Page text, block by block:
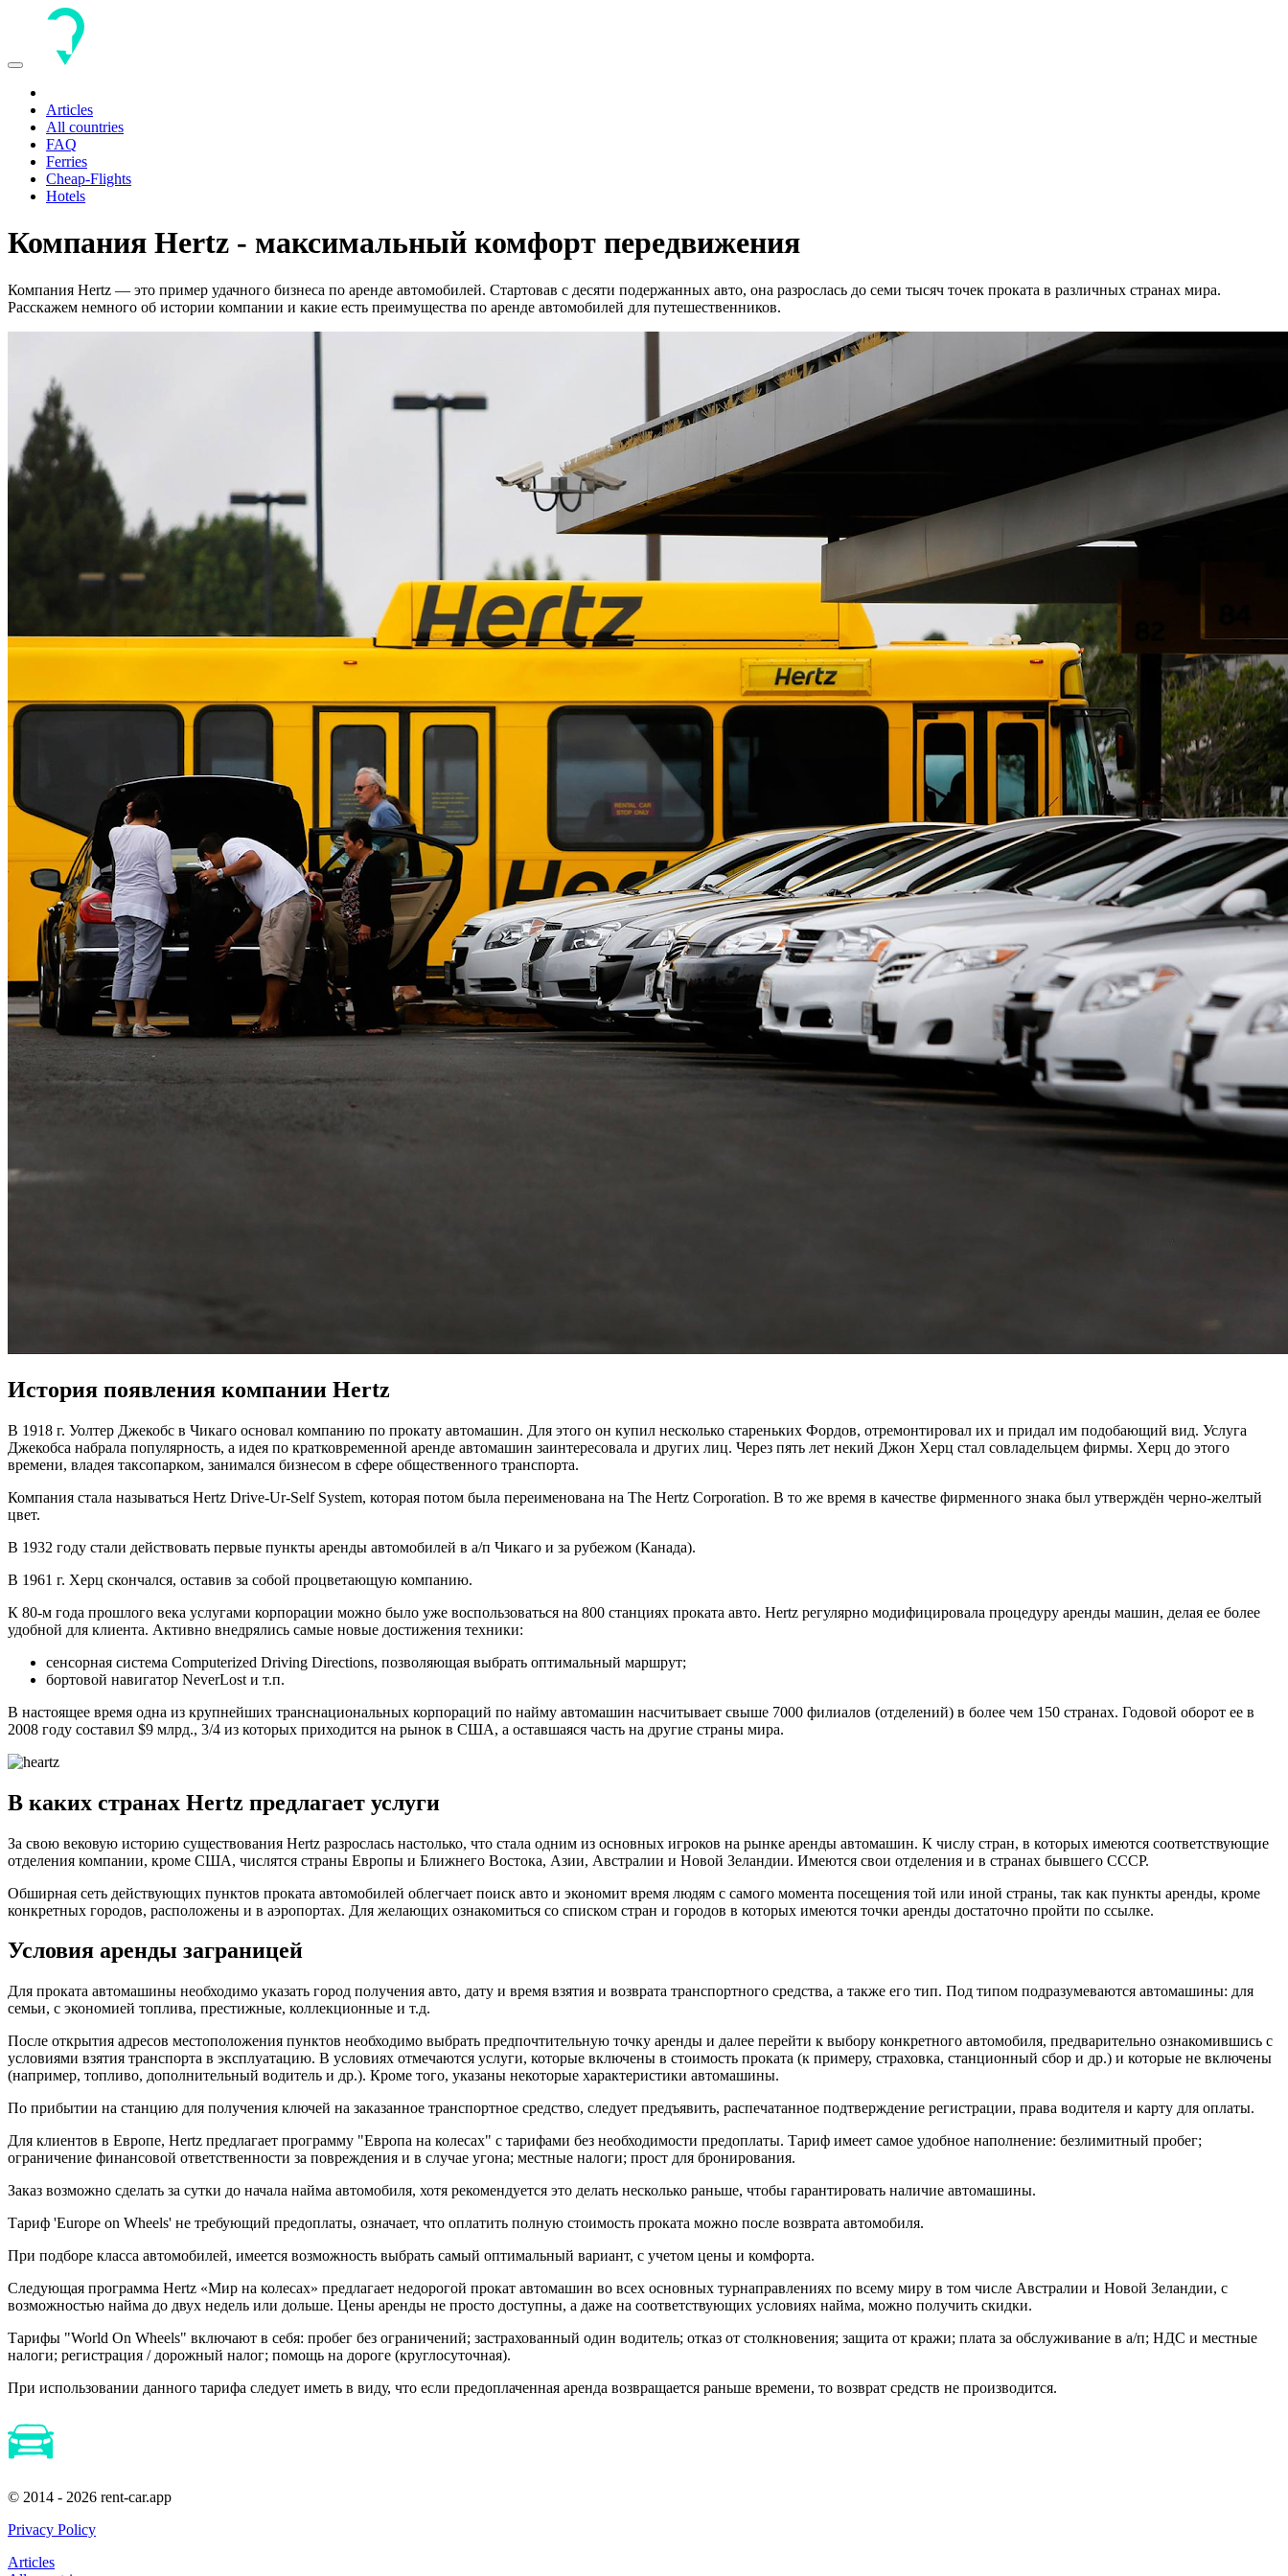
Toggle
Articles
All countries
FAQ
Ferries
Cheap-Flights
Hotels
Компания Hertz - максимальный комфорт передвижения
Компания Hertz — это пример удачного бизнеса по аренде автомобилей. Стартовав с десяти подержанных авто, она разрослась до семи тысяч точек проката в различных странах мира.
Расскажем немного об истории компании и какие есть преимущества по аренде автомобилей для путешественников.
История появления компании Hertz
В 1918 г. Уолтер Джекобс в Чикаго основал компанию по прокату автомашин. Для этого он купил несколько стареньких Фордов, отремонтировал их и придал им подобающий вид. Услуга
Джекобса набрала популярность, а идея по кратковременной аренде автомашин заинтересовала и других лиц. Через пять лет некий Джон Херц стал совладельцем фирмы. Херц до этого
времени, владея таксопарком, занимался бизнесом в сфере общественного транспорта.
Компания стала называться Hertz Drive-Ur-Self System, которая потом была переименована на The Hertz Corporation. В то же время в качестве фирменного знака был утверждён черно-желтый
цвет.
В 1932 году стали действовать первые пункты аренды автомобилей в а/п Чикаго и за рубежом (Канада).
В 1961 г. Херц скончался, оставив за собой процветающую компанию.
К 80-м года прошлого века услугами корпорации можно было уже воспользоваться на 800 станциях проката авто. Hertz регулярно модифицировала процедуру аренды машин, делая ее более
удобной для клиента. Активно внедрялись самые новые достижения техники:
сенсорная система Computerized Driving Directions, позволяющая выбрать оптимальный маршрут;
бортовой навигатор NeverLost и т.п.
В настоящее время одна из крупнейших транснациональных корпораций по найму автомашин насчитывает свыше 7000 филиалов (отделений) в более чем 150 странах. Годовой оборот ее в
2008 году составил $9 млрд., 3/4 из которых приходится на рынок в США, а оставшаяся часть на другие страны мира.
В каких странах Hertz предлагает услуги
За свою вековую историю существования Hertz разрослась настолько, что стала одним из основных игроков на рынке аренды автомашин. К числу стран, в которых имеются соответствующие
отделения компании, кроме США, числятся страны Европы и Ближнего Востока, Азии, Австралии и Новой Зеландии. Имеются свои отделения и в странах бывшего СССР.
Обширная сеть действующих пунктов проката автомобилей облегчает поиск авто и экономит время людям с самого момента посещения той или иной страны, так как пункты аренды, кроме
конкретных городов, расположены и в аэропортах. Для желающих ознакомиться со списком стран и городов в которых имеются точки аренды достаточно пройти по ссылке.
Условия аренды заграницей
Для проката автомашины необходимо указать город получения авто, дату и время взятия и возврата транспортного средства, а также его тип. Под типом подразумеваются автомашины: для
семьи, с экономией топлива, престижные, коллекционные и т.д.
После открытия адресов местоположения пунктов необходимо выбрать предпочтительную точку аренды и далее перейти к выбору конкретного автомобиля, предварительно ознакомившись с
условиями взятия транспорта в эксплуатацию. В условиях отмечаются услуги, которые включены в стоимость проката (к примеру, страховка, станционный сбор и др.) и которые не включены
(например, топливо, дополнительный водитель и др.). Кроме того, указаны некоторые характеристики автомашины.
По прибытии на станцию для получения ключей на заказанное транспортное средство, следует предъявить, распечатанное подтверждение регистрации, права водителя и карту для оплаты.
Для клиентов в Европе, Hertz предлагает программу "Европа на колесах" с тарифами без необходимости предоплаты. Тариф имеет самое удобное наполнение: безлимитный пробег;
ограничение финансовой ответственности за повреждения и в случае угона; местные налоги; прост для бронирования.
Заказ возможно сделать за сутки до начала найма автомобиля, хотя рекомендуется это делать несколько раньше, чтобы гарантировать наличие автомашины.
Тариф 'Europe on Wheels' не требующий предоплаты, означает, что оплатить полную стоимость проката можно после возврата автомобиля.
При подборе класса автомобилей, имеется возможность выбрать самый оптимальный вариант, с учетом цены и комфорта.
Следующая программа Hertz «Мир на колесах» предлагает недорогой прокат автомашин во всех основных турнаправлениях по всему миру в том числе Австралии и Новой Зеландии, с
возможностью найма до двух недель или дольше. Цены аренды не просто доступны, а даже на соответствующих условиях найма, можно получить скидки.
Тарифы "World On Wheels" включают в себя: пробег без ограничений; застрахованный один водитель; отказ от столкновения; защита от кражи; плата за обслуживание в а/п; НДС и местные
налоги; регистрация / дорожный налог; помощь на дороге (круглосуточная).
При использовании данного тарифа следует иметь в виду, что если предоплаченная аренда возвращается раньше времени, то возврат средств не производится.
© 2014 - 2026 rent-car.app
Privacy Policy
Articles